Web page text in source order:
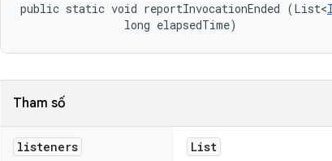
public static void reportInvocationEnded (List<
                long elapsedTime)
Tham số
listeners List